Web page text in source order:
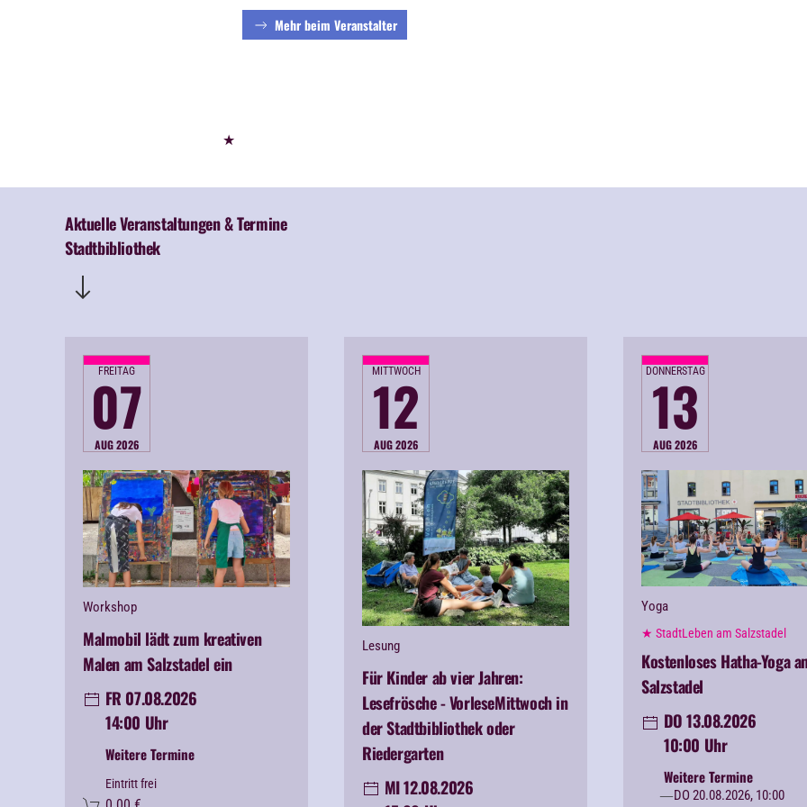
Mehr beim Veranstalter
★
Aktuelle Veranstaltungen & Termine
Stadtbibliothek
FREITAG
07
AUG 2026
Workshop
Malmobil lädt zum kreativen
Malen am Salzstadel ein
FR 07.08.2026
14:00 Uhr
Weitere Termine
Eintritt frei
MITTWOCH
12
AUG 2026
Lesung
Für Kinder ab vier Jahren:
Lesefrösche -VorleseMittwoch in
der Stadtbibliothek oder
Riedergarten
MI 12.08.2026
DONNERSTAG
13
AUG 2026
Yoga
★ StadtLeben am Salzstadel
Kostenloses Hatha-Yoga
Salzstadel
DO 13.08.2026
10:00 Uhr
Weitere Termine
DO 20.08.2026, 10:00